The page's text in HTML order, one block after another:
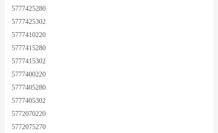
5777425280
5777425302
5777410220
5777415280
5777415302
5777400220
5777405280
5777405302
5772070220
5772075270